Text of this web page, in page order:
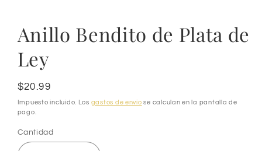
modal
Anillo Bendito de Plata de
Ley
Precio
habitual
$20.99
Impuesto incluido. Los gastos de envío se calculan en la pantalla de
pago.
Cantidad